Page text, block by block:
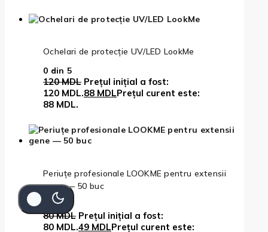
Ochelari de protecție UV/LED LookMe
0 din 5
120MDL Prețul inițial a fost:
120 MDL.88 MDLPrețul curent este:
88 MDL.
Periuțe profesionale LOOKME pentru extensii
gene — 50 buc
din 5
80MDL Prețul inițial a fost:
80 MDL.49 MDLPrețul curent este: